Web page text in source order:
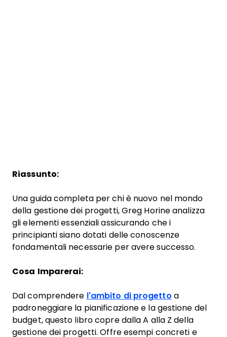
Riassunto:
Una guida completa per chi è nuovo nel mondo
della gestione dei progetti, Greg Horine analizza
gli elementi essenziali assicurando che i
principianti siano dotati delle conoscenze
fondamentali necessarie per avere successo.
Cosa Imparerai:
Dal comprendere l'ambito di progetto a
padroneggiare la pianificazione e la gestione del
budget, questo libro copre dalla A alla Z della
gestione dei progetti. Offre esempi concreti e